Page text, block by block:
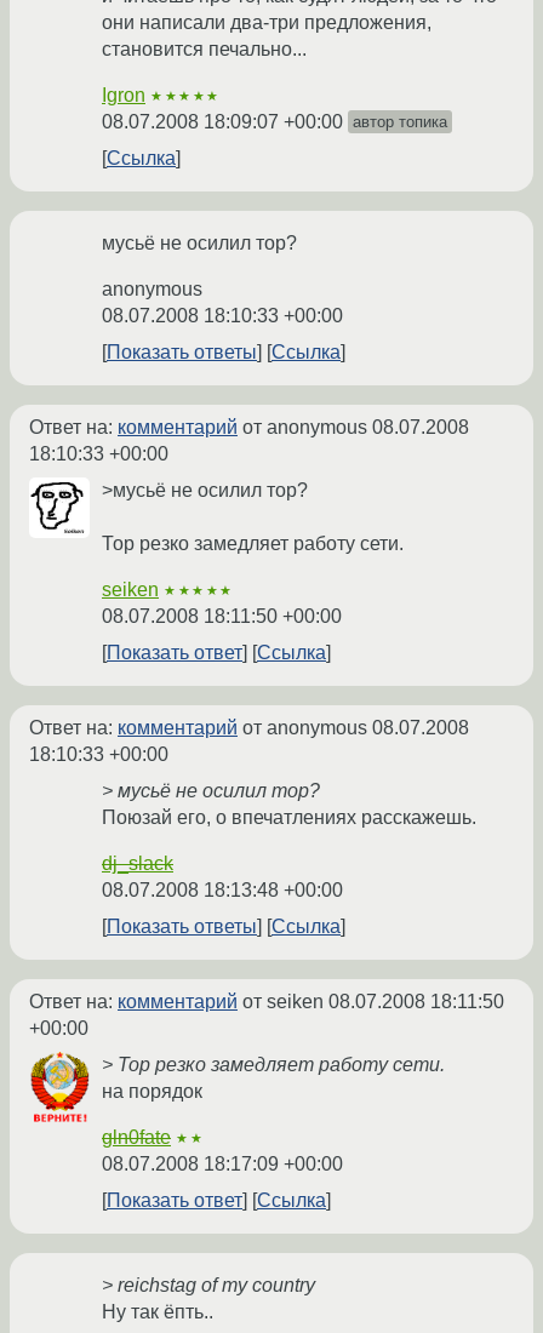
они написали два-три предложения,
становится печально...
Igron ★★★★★
08.07.2008 18:09:07 +00:00 автор топика
Ссылка
мусьё не осилил тор?
anonymous
08.07.2008 18:10:33 +00:00
Показать ответы
Ссылка
Ответ на: комментарий от anonymous 08.07.2008
18:10:33 +00:00
>мусьё не осилил тор?
Тор резко замедляет работу сети.
seiken ★★★★★
08.07.2008 18:11:50 +00:00
Показать ответ
Ссылка
Ответ на: комментарий от anonymous 08.07.2008
18:10:33 +00:00
> мусьё не осилил тор?
Поюзай его, о впечатлениях расскажешь.
dj_slack
08.07.2008 18:13:48 +00:00
Показать ответы
Ссылка
Ответ на: комментарий от seiken 08.07.2008 18:11:50
+00:00
> Тор резко замедляет работу сети.
на порядок
gln0fate ★★
08.07.2008 18:17:09 +00:00
Показать ответ
Ссылка
> reichstag of my country
Ну так ёпть..